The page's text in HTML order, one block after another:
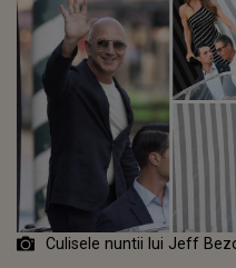
Culisele nuntii lui Jeff